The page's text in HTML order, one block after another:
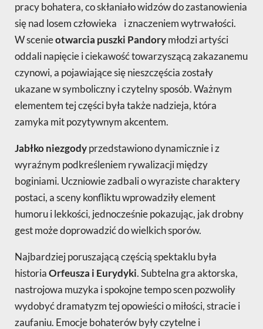
pracy bohatera, co skłaniało widzów do zastanowienia
się nad losem człowieka i znaczeniem wytrwałości.
W scenieotwarcia puszki Pandorymłodzi artyści
oddali napięcie i ciekawość towarzyszącą zakazanemu
czynowi, a pojawiające się nieszczęścia zostały
ukazane w symboliczny i czytelny sposób. Ważnym
elementem tej części była także nadzieja, która
zamyka mit pozytywnym akcentem.
Jabłko niezgodyprzedstawiono dynamicznie i z
wyraźnym podkreśleniem rywalizacji między
boginiami. Uczniowie zadbali o wyraziste charaktery
postaci, a sceny konfliktu wprowadziły element
humoru i lekkości, jednocześnie pokazując, jak drobny
gest może doprowadzić do wielkich sporów.
Najbardziej poruszającą częścią spektaklu była
historiaOrfeusza i Eurydyki. Subtelna gra aktorska,
nastrojowa muzyka i spokojne tempo scen pozwoliły
wydobyć dramatyzm tej opowieści o miłości, stracie i
zaufaniu. Emocje bohaterów były czytelne i